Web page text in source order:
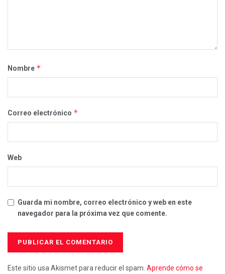
Nombre *
Correo electrónico *
Web
Guarda mi nombre, correo electrónico y web en este
navegador para la próxima vez que comente.
Este sitio usa Akismet para reducir el spam. Aprende cómo se